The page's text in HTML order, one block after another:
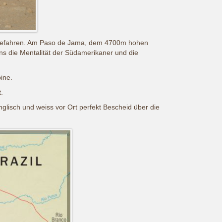
Am Paso de Jama, dem 4700m hohen
die Mentalität der Südamerikaner und die
und weiss vor Ort perfekt Bescheid über die